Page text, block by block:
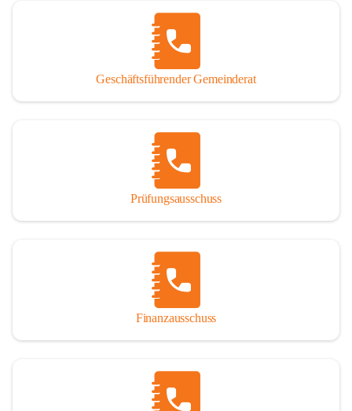
Geschäftsführender Gemeinderat
Prüfungsausschuss
Finanzausschuss